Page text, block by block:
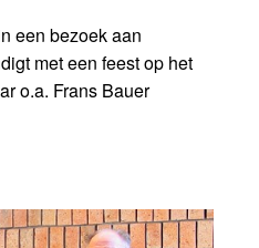
een bezoek aan
met een feest op het
o.a. Frans Bauer